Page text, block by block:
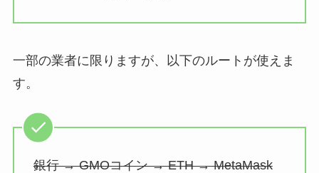
一部の業者に限りますが、以下のルートが使えま
す。
銀行 → GMOコイン → ETH → MetaMask